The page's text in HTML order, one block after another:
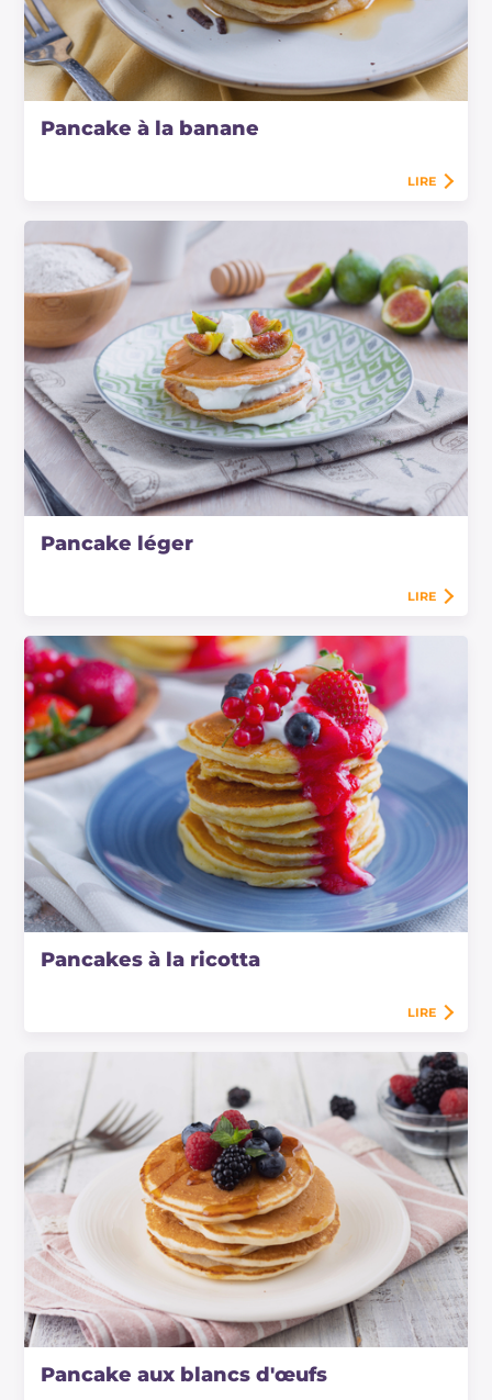
Pancake à la banane
LIRE
Pancake léger
LIRE
Pancakes à la ricotta
LIRE
Pancake aux blancs d'œufs